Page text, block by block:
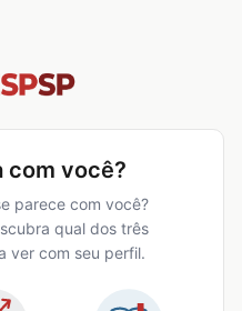
com você?
parece com você?
qual dos três
ver com seu perfil.